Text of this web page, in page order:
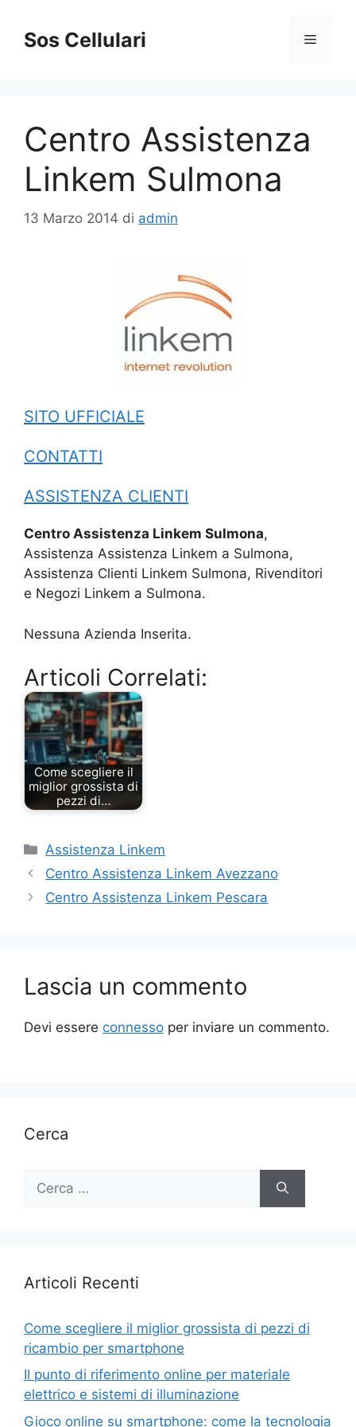
contenuto
Sos Cellulari Menu
Centro Assistenza
Linkem Sulmona
13 Marzo 2014 di admin
SITO UFFICIALE
CONTATTI
ASSISTENZA CLIENTI
Centro Assistenza Linkem Sulmona,
Assistenza Assistenza Linkem a Sulmona,
Assistenza Clienti Linkem Sulmona, Rivenditori
e Negozi Linkem a Sulmona.
Nessuna Azienda Inserita.
Articoli Correlati:
Come scegliere il
miglior grossista di
pezzi di…
Categorie
Assistenza Linkem
Centro Assistenza Linkem Avezzano
Centro Assistenza Linkem Pescara
Lascia un commento
Devi essere connesso per inviare un commento.
Cerca
per:
Articoli Recenti
Come scegliere il miglior grossista di pezzi di
ricambio per smartphone
Il punto di riferimento online per materiale
elettrico e sistemi di illuminazione
Gioco online su smartphone: come la tecnologia